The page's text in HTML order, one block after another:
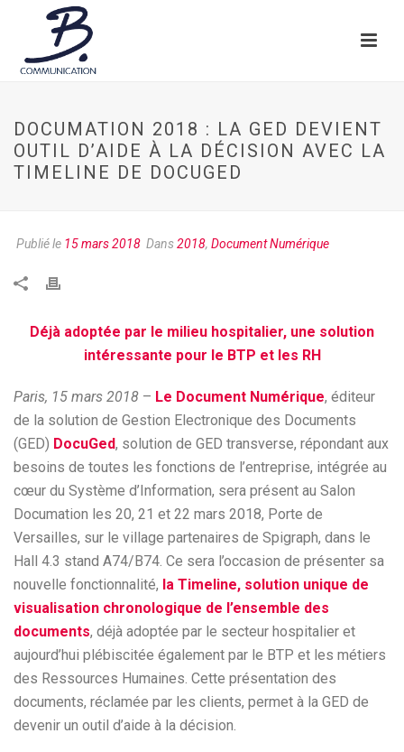
DOCUMATION 2018 : LA GED DEVIENT
OUTIL D’AIDE À LA DÉCISION AVEC LA
TIMELINE DE DOCUGED
Publié le 15 mars 2018 Dans2018, Document Numérique
Déjà adoptée par le milieu hospitalier, une solution
intéressante pour le BTP et les RH
Paris, 15 mars 2018 – Le Document Numérique, éditeur
de la solution de Gestion Electronique des Documents
(GED) DocuGed, solution de GED transverse, répondant aux
besoins de toutes les fonctions de l’entreprise, intégrée au
cœur du Système d’Information, sera présent au Salon
Documation les 20, 21 et 22 mars 2018, Porte de
Versailles, sur le village partenaires de Spigraph, dans le
Hall 4.3 stand A74/B74. Ce sera l’occasion de présenter sa
nouvelle fonctionnalité, la Timeline, solution unique de
visualisation chronologique de l’ensemble des
documents, déjà adoptée par le secteur hospitalier et
aujourd’hui plébiscitée également par le BTP et les métiers
des Ressources Humaines. Cette présentation des
documents, réclamée par les clients, permet à la GED de
devenir un outil d’aide à la décision.